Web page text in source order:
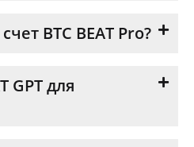
BTC BEAT Pro?
GPT для